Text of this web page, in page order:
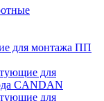
для монтажа ПП
для
CANDAN
для